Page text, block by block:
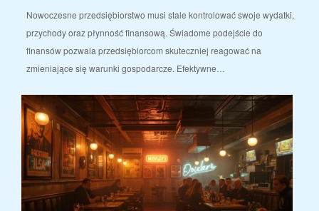
Nowoczesne przedsiębiorstwo musi stale kontrolować swoje wydatki,
przychody oraz płynność finansową. Świadome podejście do
finansów pozwala przedsiębiorcom skuteczniej reagować na
zmieniające się warunki gospodarcze. Efektywne…